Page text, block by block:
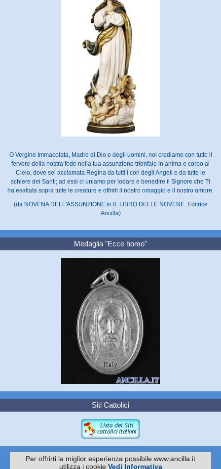
O Vergine Immacolata, Madre di Dio e degli uomini, noi crediamo con tutto il
fervore della nostra fede nella tua assunzione trionfale in anima e corpo al
Cielo, dove sei acclamata Regina da tutti i cori degli Angeli e da tutte le
schiere dei Santi; ad essi ci uniamo per lodare e benedire il Signore che Ti
ha esaltata sopra tutte le creature e offrirti il nostro omaggio e il nostro amore.
(da NOVENA DELL'ASSUNZIONE in IL LIBRO DELLE NOVENE, Editrice
Ancilla)
Medaglia "Ecce homo"
Siti Cattolici
Per offrirti la miglior esperienza possibile www.ancilla.it
utilizza i cookie Vedi Informativa